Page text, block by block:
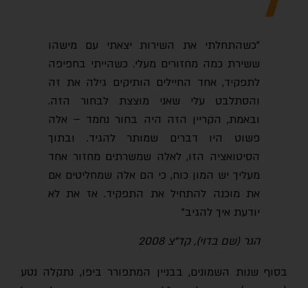
"כשהתחלתי את השירות יצאתי עם מישהו
ששירת כמה מחזורים מעלי. כשהייתי בחפיפה
לתפקיד, אחד החיילים הותיקים גילה את זה
והסתלבט עלי שאני מוצצת לבחור הזה.
ובאמת, הקריין הזה היה בחור נחמד – אלה
פשוט היו דברים שמותר להגיד. ובתוך
הסיטואציה הזו, לאלה שמשרתים מחזור אחד
מעליך יש המון כוח, כי הם אלה שמחליטים אם
את מוכנה להתחיל את התפקיד. אז את לא
יודעת איך להגיב"
הגר (שם בדוי), קד"צ 2008
בסוף שנות השמונים, בבניין המתפורר ביפו, נתקלה נטע